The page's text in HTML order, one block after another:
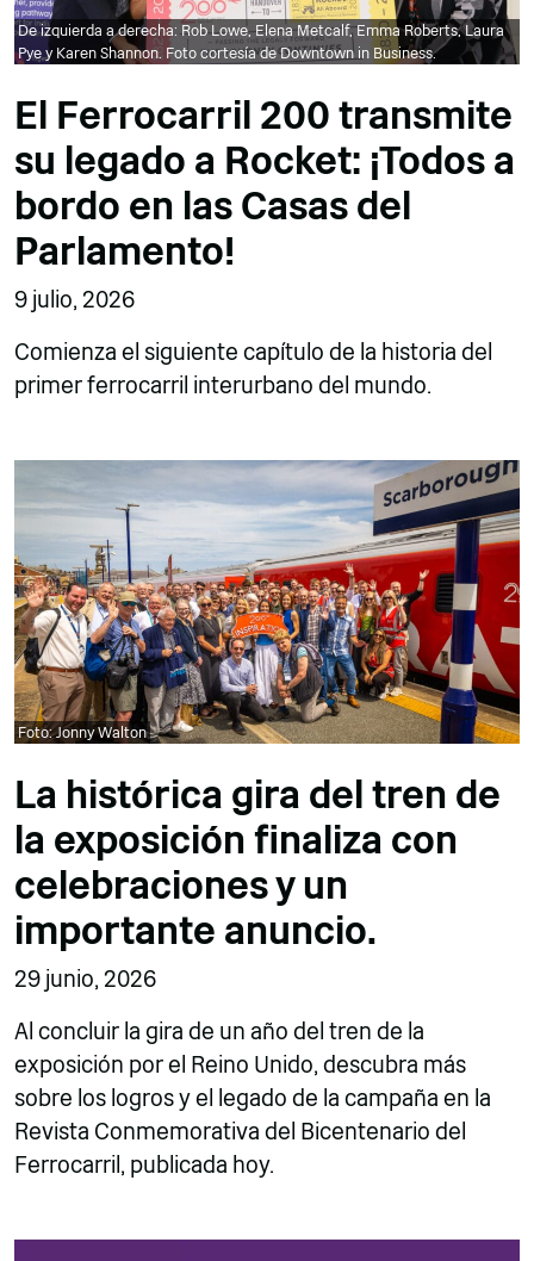
De izquierda a derecha: Rob Lowe, Elena Metcalf, Emma Roberts, Laura
Pye y Karen Shannon. Foto cortesía de Downtown in Business.
El Ferrocarril 200 transmite
su legado a Rocket: ¡Todos a
bordo en las Casas del
Parlamento!
9 julio, 2026
Comienza el siguiente capítulo de la historia del
primer ferrocarril interurbano del mundo.
Foto: Jonny Walton
La histórica gira del tren de
la exposición finaliza con
celebraciones y un
importante anuncio.
29 junio, 2026
Al concluir la gira de un año del tren de la
exposición por el Reino Unido, descubra más
sobre los logros y el legado de la campaña en la
Revista Conmemorativa del Bicentenario del
Ferrocarril, publicada hoy.